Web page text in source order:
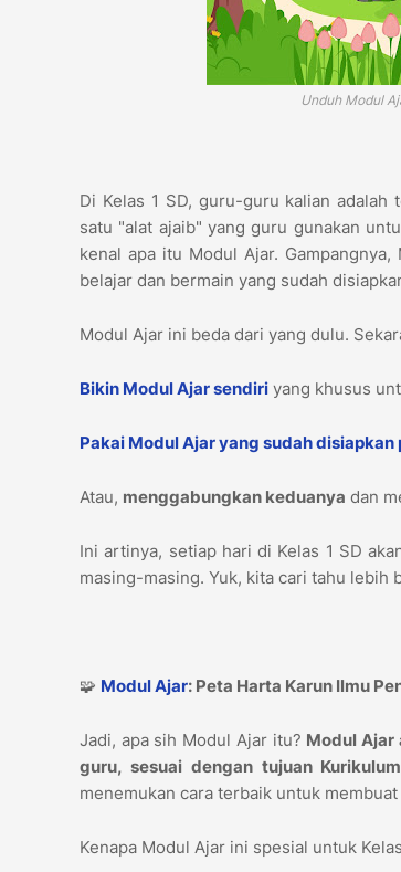
Unduh Modul
Di Kelas 1 SD, guru-guru kalian adalah
satu "alat ajaib" yang guru gunakan
kenal apa itu Modul Ajar.
belajar dan bermain yang sudah
Modul Ajar ini beda dari yang dulu.
Bikin Modul Ajar sendiri yang khusus
Pakai Modul Ajar yang sudah disiapkan
Atau, menggabungkan keduanya dan
Ini artinya, setiap hari di Kelas 1 SD
masing-masing. Yuk, kita cari tahu lebih
🧩 Modul Ajar: Peta Harta Karun Ilmu
Jadi, apa sih Modul Ajar itu? Modul Ajar
guru, sesuai dengan tujuan
menemukan cara terbaik untuk
Kenapa Modul Ajar ini spesial untuk